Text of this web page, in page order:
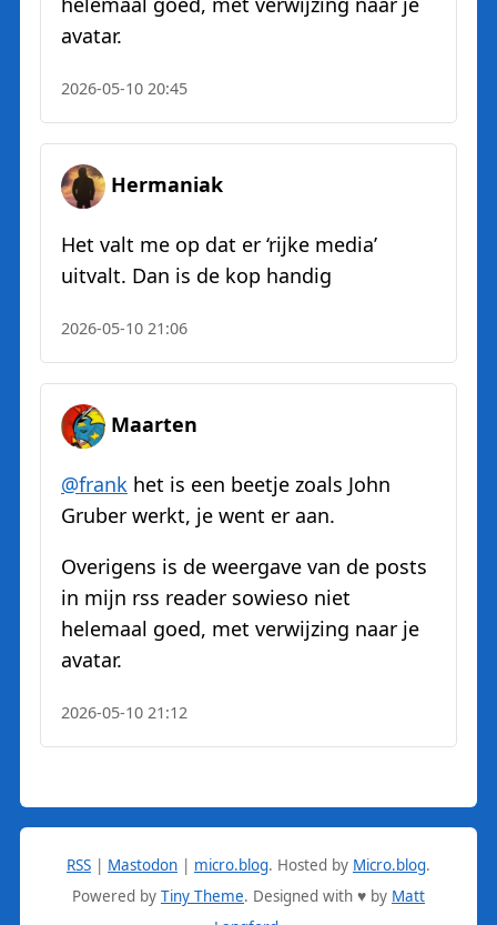
avatar.
2026-05-10 20:45
Hermaniak
Het valt me op dat er ‘rijke media’
uitvalt. Dan is de kop handig
2026-05-10 21:06
Maarten
@frank het is een beetje zoals John
Gruber werkt, je went er aan.
Overigens is de weergave van de posts
in mijn rss reader sowieso niet
helemaal goed, met verwijzing naar je
avatar.
2026-05-10 21:12
RSS | Mastodon | micro.blog. Hosted by Micro.blog.
Powered by Tiny Theme. Designed with ♥ by Matt